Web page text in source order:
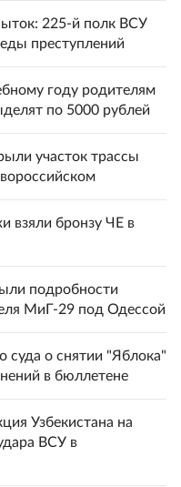
225-й полк ВСУ
преступлений
году родителям
по 5000 рублей
участок трассы
взяли бронзу ЧЕ в
подробности
МиГ-29 под Одессой
суда о снятии "Яблока"
в бюллетене
Узбекистана на
ВСУ в